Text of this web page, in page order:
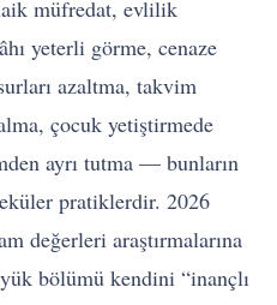
müfredat, evlilik
yeterli görme, cenaze
azaltma, takvim
çocuk yetiştirmede
ayrı tutma — bunların
pratiklerdir. 2026
değerleri araştırmalarına
bölümü kendini “inançlı